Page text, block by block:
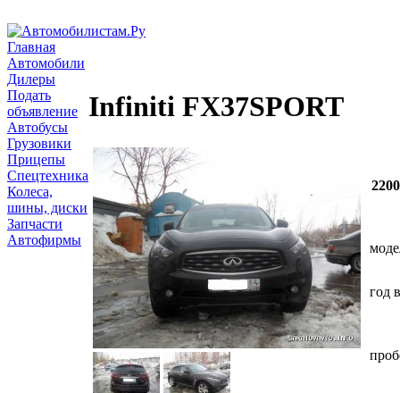
Главная
Автомобили
Дилеры
Подать
объявление
Автобусы
Грузовики
Прицепы
Спецтехника
Колеса,
шины, диски
Запчасти
Автофирмы
Infiniti FX37SPORT
год